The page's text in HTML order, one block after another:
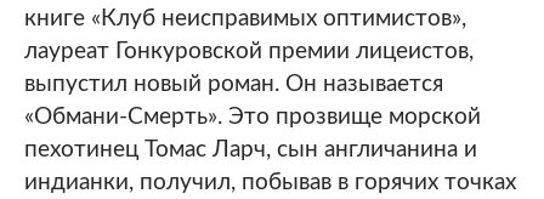
книге «Клуб неисправимых оптимистов»,
лауреат Гонкуровской премии лицеистов,
выпустил новый роман. Он называется
«Обмани-Смерть». Это прозвище морской
пехотинец Томас Ларч, сын англичанина и
индианки, получил, побывав в горячих точках